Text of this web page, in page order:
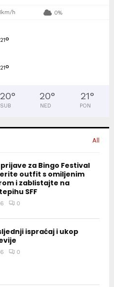
h 0%
21°
21°
20°
SUB
20°
NED
21°
PON
All
za Bingo Festival
outfit s omiljenim
i zablistajte na
SFF
0
ispraćaj i ukop
0